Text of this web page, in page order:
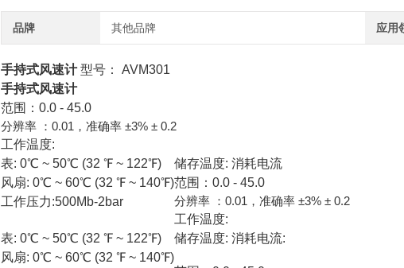
品牌 其他品牌 应用
手持式风速计型号： AVM301
手持式风速计
范围：0.0 - 45.0
分辨率 ：0.01，准确率 ±3% ± 0.2
工作温度:
表: 0℃ ~ 50℃ (32 ℉ ~ 122℉)
风扇: 0℃ ~ 60℃ (32 ℉ ~ 140℉)
工作压力:500Mb-2bar
储存温度:消耗电流
范围：0.0 - 45.0
分辨率 ：0.01，准确率 ±3% ± 0.2
工作温度:
表: 0℃ ~ 50℃ (32 ℉ ~ 122℉)
风扇: 0℃ ~ 60℃ (32 ℉ ~ 140℉)
储存温度:消耗电流: